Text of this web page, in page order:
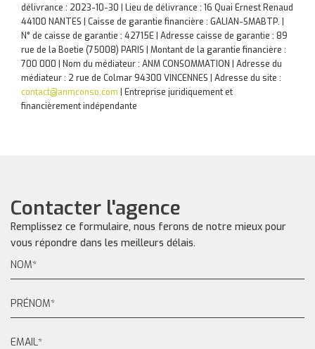
délivrance : 2023-10-30 | Lieu de délivrance : 16 Quai Ernest Renaud
44100 NANTES | Caisse de garantie financière : GALIAN-SMABTP. |
N° de caisse de garantie : 42715E | Adresse caisse de garantie : 89
rue de la Boetie (75008) PARIS | Montant de la garantie financière :
700 000 | Nom du médiateur : ANM CONSOMMATION | Adresse du
médiateur : 2 rue de Colmar 94300 VINCENNES | Adresse du site :
contact@anmconso.com
Entreprise juridiquement et
financièrement indépendante
Contacter l'agence
Remplissez ce formulaire, nous ferons de notre mieux pour
vous répondre dans les meilleurs délais.